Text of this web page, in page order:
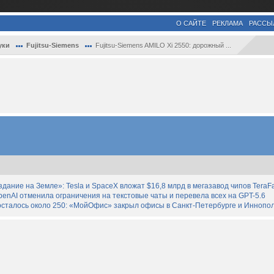
О САЙТЕ РЕКЛАМА
Fujitsu-Siemens Fujitsu-Siemens AMILO Xi 2550: дорожный ...
на Земле»: Tesla и SpaceX вложат $16,8 млрд в мегазавод чипов
отменила ограничения на текстовые чаты и перевела всех на GPT-5.6
около 250: «МойОфис» закрыл офисы в Санкт-Петербурге и